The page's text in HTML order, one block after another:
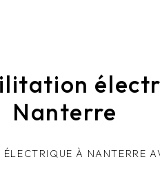
Nanterre
À NANTERRE